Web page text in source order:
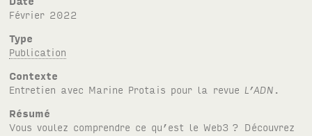
février 2022
Type
Publication
Contexte
Entretien avec Marine Protais pour la revue L’ADN .
Résumé
Vous voulez comprendre ce qu’est le Web3 ? Découvrez